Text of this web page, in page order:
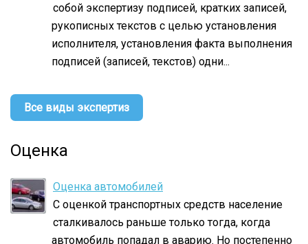
собой экспертизу подписей, кратких записей,
рукописных текстов с целью установления
исполнителя, установления факта выполнения
подписей (записей, текстов) одни...
Все виды экспертиз
Оценка
Оценка автомобилей
С оценкой транспортных средств население
сталкивалось раньше только тогда, когда
автомобиль попадал в аварию. Но постепенно